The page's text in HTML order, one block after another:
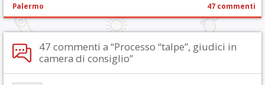
Palermo 47 commenti
47 commenti a “Processo “talpe”, giudici in
camera di consiglio”